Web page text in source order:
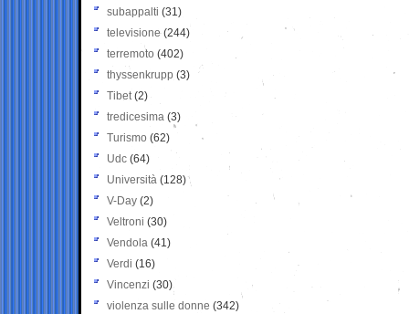
subappalti (31)
televisione(244)
terremoto (402)
thyssenkrupp (3)
Tibet(2)
tredicesima (3)
Turismo (62)
Udc (64)
Università (128)
V-Day (2)
Veltroni (30)
Vendola (41)
Verdi (16)
Vincenzi (30)
violenza sulle donne (342)